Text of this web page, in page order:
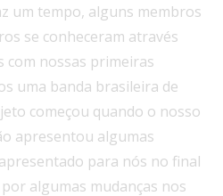
um tempo, alguns membros
se conheceram através
com nossas primeiras
uma banda brasileira de
começou quando o nosso
apresentou algumas
para nós no final
algumas mudanças nos